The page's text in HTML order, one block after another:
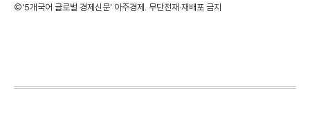
©'5개국어 글로벌 경제신문' 아주경제. 무단전재·재배포 금지